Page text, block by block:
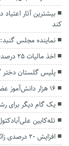
بیشترین آثار
کند
نماینده مجلس
اخذ مالیات ۲۵ درصدی از طلا صحت ندارد
پلیس گلستان دختر گمشده ۱۱
۱۶ هزار دانش‌آموز عضو مراکز کانون پرورش فکری گلستان هستند
یک گام دیگر برای
تله‌کابین
افزایش ۲۰ درصدی زائران حج تمتع گلستانی نسبت به سال گذشته